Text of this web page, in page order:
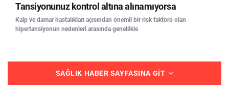
Tansiyonunuz kontrol altına alınamıyorsa
Kalp ve damar hastalıkları açısından önemli bir risk faktörü olan
hipertansiyonun nedenleri arasında genellikle
SAĞLIK HABER SAYFASINA GIT